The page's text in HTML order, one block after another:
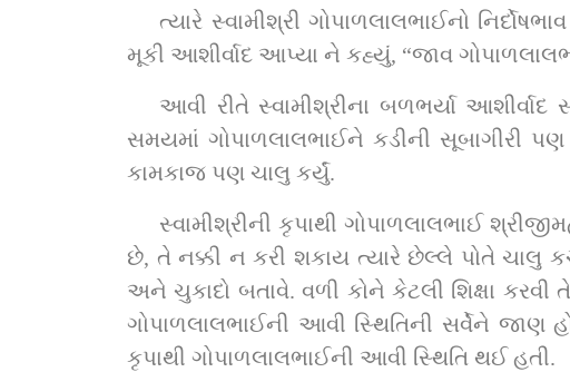
ત્યારે સ્વામીશ્રી ગોપાળલાલભાઈનો
મૂકી આશીર્વાદ આપ્યા ને કહ્યું, “જાવ
આવી રીતે સ્વામીશ્રીના બળભર્યા
સમયમાં ગોપાળલાલભાઈને કડીની સૂબાગીરી
કામકાજ પણ ચાલુ કર્યું.
સ્વામીશ્રીની કૃપાથી ગોપાળલાલભાઈ
છે, તે નક્કી ન કરી શકાય ત્યારે છેલ્લે પોતે
અને ચુકાદો બતાવે. વળી કોને કેટલી શિક્ષા
ગોપાળલાલભાઈની આવી સ્થિતિની સર્વેને જાણ
કૃપાથી ગોપાળલાલભાઈની આવી સ્થિતિ થઈ હતી.